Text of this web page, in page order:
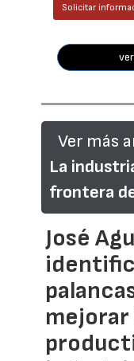
Solicitar
Ver más
La
frontera
José
mejorar